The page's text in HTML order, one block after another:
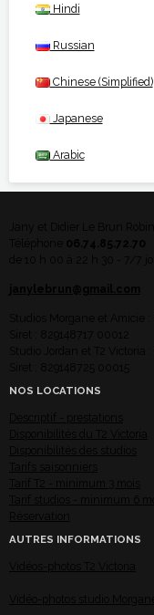
Hindi
Russian
Chinese (Simplified)
Japanese
Arabic
NOS LOCATIONS
AUTRES INFORMATIONS